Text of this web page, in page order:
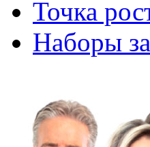
Точка
Наборы